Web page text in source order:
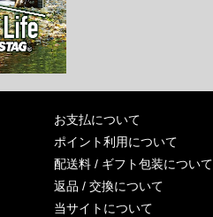
お支払について
ポイント利用について
配送料 / ギフト包装について
返品 / 交換について
当サイトについて